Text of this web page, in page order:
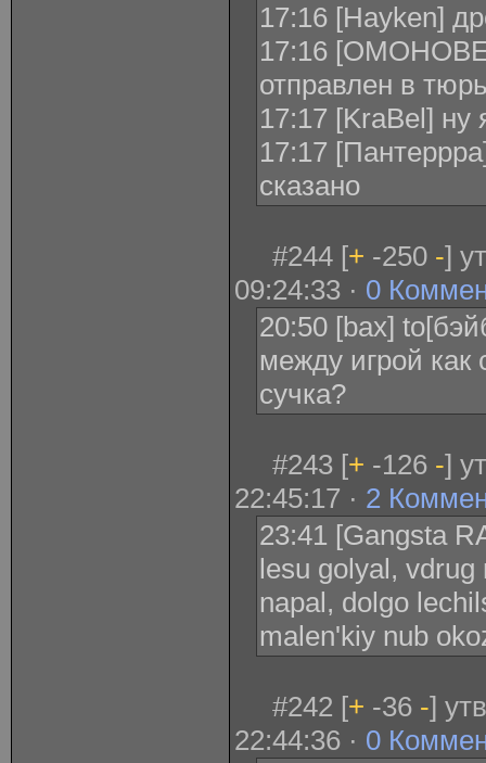
17:16 [Hayken]
17:16
отправлен в
17:17 [KraBel] ну
17:17
сказано
#244 [+ -250 -]
09:24:33 · 0
20:50 [bax]
между игрой как
сучка?
#243 [+ -126 -]
22:45:17 · 2
23:41 [Gangsta
lesu golyal,
napal, dolgo
malen'kiy nub
#242 [+ -36 -]
22:44:36 · 0